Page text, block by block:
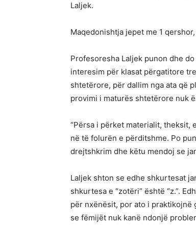
Laljek.
Maqedonishtja jepet me 1
Profesoresha Laljek punon dhe
interesim për klasat përgatitore
shtetërore, për dallim nga ata që
provimi i maturës shtetërore nuk
“Përsa i përket materialit, theksit,
në të folurën e përditshme. Po
drejtshkrim dhe këtu mendoj se
Laljek shton se edhe shkurtesat
shkurtesa e “zotëri” është “z.”.
për nxënësit, por ato i
se fëmijët nuk kanë ndonjë